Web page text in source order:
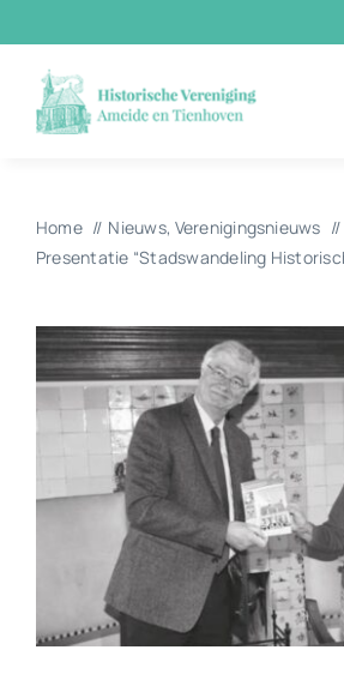
naar
inhoud
Home Nieuws Verenigingsnieuws
Presentatie “Stadswandeling